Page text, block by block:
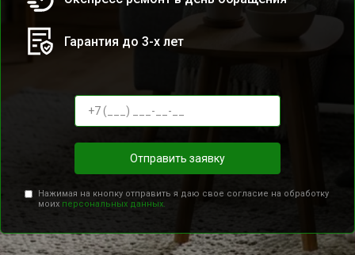
Гарантия до 3-х лет
Отправить заявку
Нажимая на кнопку отправить я даю свое согласие на обработку
моих персональных данных.